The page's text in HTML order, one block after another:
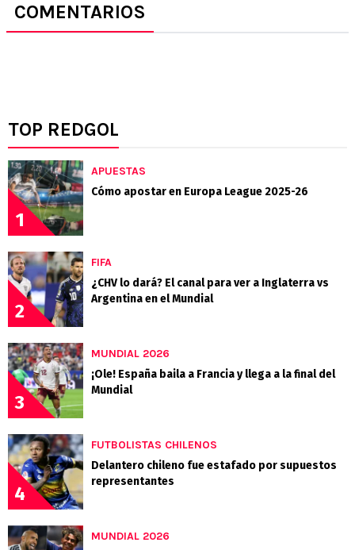
COMENTARIOS
TOP REDGOL
1
APUESTAS
Cómo apostar en Europa League 2025-26
2
FIFA
¿CHV lo dará? El canal para ver a Inglaterra vs
Argentina en el Mundial
3
MUNDIAL 2026
¡Ole! España baila a Francia y llega a la final del
Mundial
4
FUTBOLISTAS CHILENOS
Delantero chileno fue estafado por supuestos
representantes
MUNDIAL 2026